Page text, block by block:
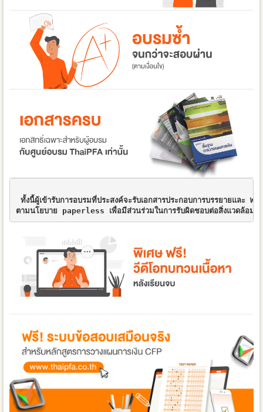
ทั้งนี้ผู้เข้ารับการอบรมที่ประสงค์จะรับเอกสารประกอบการบรรยายและ
ตามนโยบาย paperless เพื่อมีส่วนร่วมในการรับผิดชอบต่อสิ่งแวดล้อมอัน